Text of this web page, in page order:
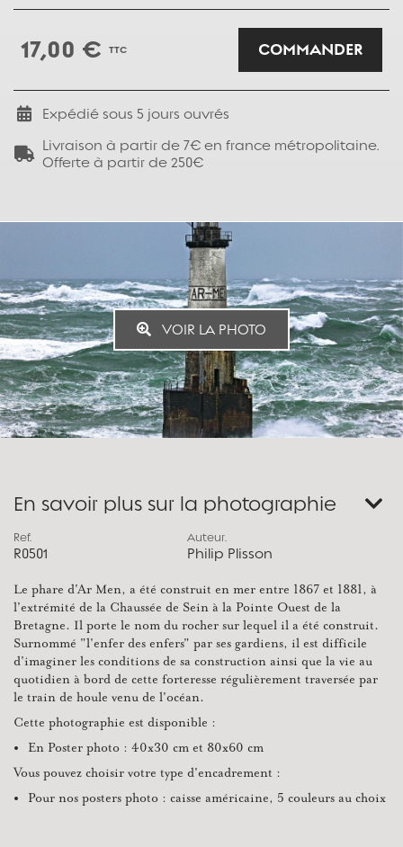
17,00 € TTC COMMANDER
Expédié sous 5 jours ouvrés
Livraison à partir de 7€ en france métropolitaine.
Offerte à partir de 250€
VOIR LA PHOTO
En savoir plus sur la photographie
Ref.
R0501
Auteur.
Philip Plisson
Le phare d'Ar Men, a été construit en mer entre 1867 et 1881, à
l'extrémité de la Chaussée de Sein à la Pointe Ouest de la
Bretagne. Il porte le nom du rocher sur lequel il a été construit.
Surnommé "l'enfer des enfers" par ses gardiens, il est difficile
d'imaginer les conditions de sa construction ainsi que la vie au
quotidien à bord de cette forteresse régulièrement traversée par
le train de houle venu de l'océan.
Cette photographie est disponible :
En Poster photo : 40x30 cm et 80x60 cm
Vous pouvez choisir votre type d'encadrement :
Pour nos posters photo : caisse américaine, 5 couleurs au choix